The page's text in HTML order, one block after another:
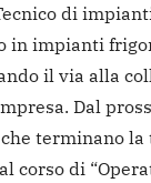
di
in impianti
il via alla
Dal
terminano la
corso di